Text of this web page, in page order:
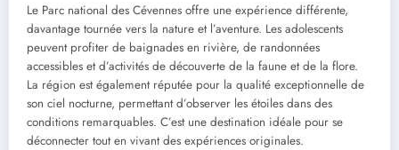
Le Parc national des Cévennes offre une expérience différente,
davantage tournée vers la nature et l’aventure. Les adolescents
peuvent profiter de baignades en rivière, de randonnées
accessibles et d’activités de découverte de la faune et de la flore.
La région est également réputée pour la qualité exceptionnelle de
son ciel nocturne, permettant d’observer les étoiles dans des
conditions remarquables. C’est une destination idéale pour se
déconnecter tout en vivant des expériences originales.